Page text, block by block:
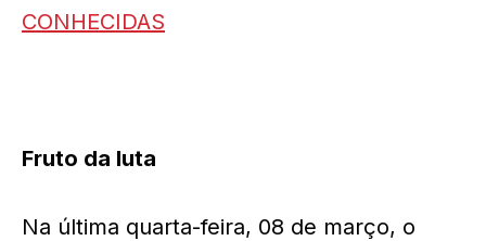
CONHECIDAS
Fruto da luta
Na última quarta-feira, 08 de março, o